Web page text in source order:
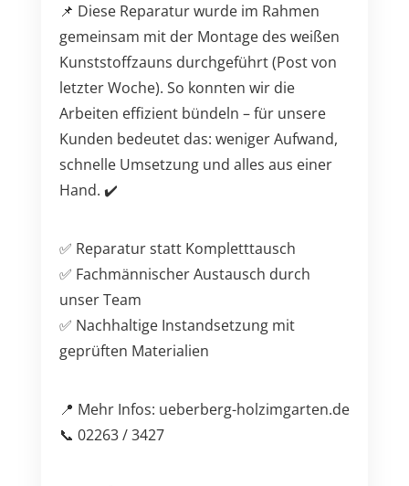
📌 Diese Reparatur wurde im Rahmen
gemeinsam mit der Montage des weißen
Kunststoffzauns durchgeführt (Post von
letzter Woche). So konnten wir die
Arbeiten effizient bündeln – für unsere
Kunden bedeutet das: weniger Aufwand,
schnelle Umsetzung und alles aus einer
Hand. ✔️
✅ Reparatur statt Kompletttausch
✅ Fachmännischer Austausch durch
unser Team
✅ Nachhaltige Instandsetzung mit
geprüften Materialien
📍 Mehr Infos: ueberberg-holzimgarten.de
📞 02263 / 3427